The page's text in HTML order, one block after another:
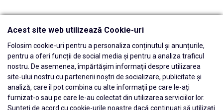
Acest site web utilizează Cookie-uri
Folosim cookie-uri pentru a personaliza conținutul și anunțurile,
pentru a oferi funcții de social media și pentru a analiza traficul
nostru. De asemenea, împărtășim informații despre utilizarea
site-ului nostru cu partenerii noștri de socializare, publicitate și
analiză, care îl pot combina cu alte informații pe care le-ați
furnizat-o sau pe care le-au colectat din utilizarea serviciilor lor.
Sunteți de acord cu cookie-urile noastre dacă continuați să utilizați